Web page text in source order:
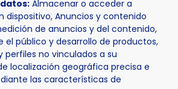
Almacenar o acceder a
dispositivo, Anuncios y contenido
de anuncios y del contenido,
el público y desarrollo de productos,
perfiles no vinculados a su
localización geográfica precisa e
las características de